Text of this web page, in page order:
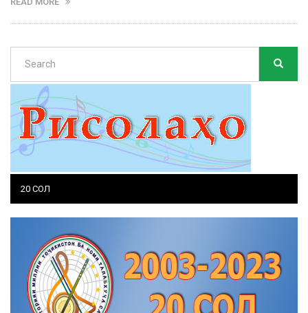
Search
20 СОЛ